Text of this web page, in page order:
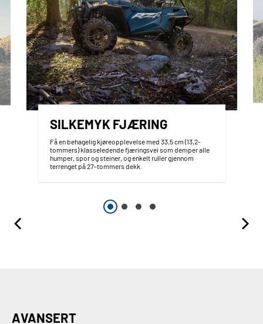
SILKEMYK FJÆRING
Få en behagelig kjøreopplevelse med 33,5 cm (13,2-
tommers) klasseledende fjæringsvei som demper alle
humper, spor og steiner, og enkelt ruller gjennom
terrenget på 27-tommers dekk.
AVANSERT